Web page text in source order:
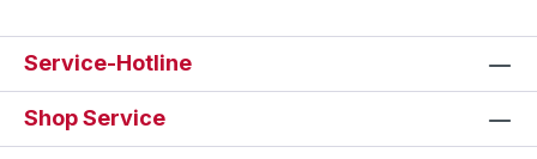
Service-Hotline
Shop Service